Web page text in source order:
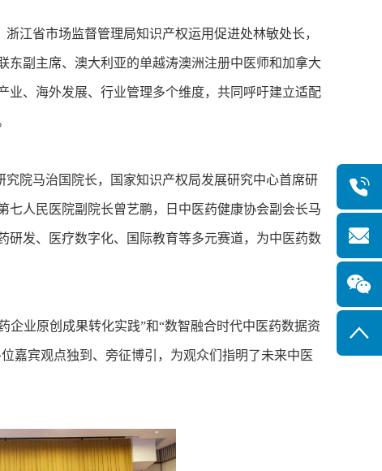
省市场监督管理局知识产权运用促进处林敏处长，
副主席、澳大利亚的单越涛澳洲注册中医师和加拿大
业、海外发展、行业管理多个维度，共同呼吁建立适配
院马治国院长，国家知识产权局发展研究中心首席研
人民医院副院长曾艺鹏，日中医药健康协会副会长马
研发、医疗数字化、国际教育等多元赛道，为中医药数
业原创成果转化实践”和“数智融合时代中医药数据资
嘉宾观点独到、旁征博引，为观众们指明了未来中医